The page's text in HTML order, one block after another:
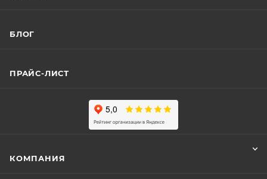
БЛОГ
ПРАЙС-ЛИСТ
КОМПАНИЯ